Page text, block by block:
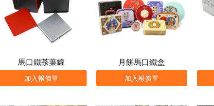
馬口鐵茶葉罐
加入報價單
月餅馬口鐵盒
加入報價單